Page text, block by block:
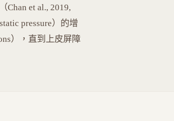
Chan et al., 2019,
pressure）的增
），直到上皮屏障